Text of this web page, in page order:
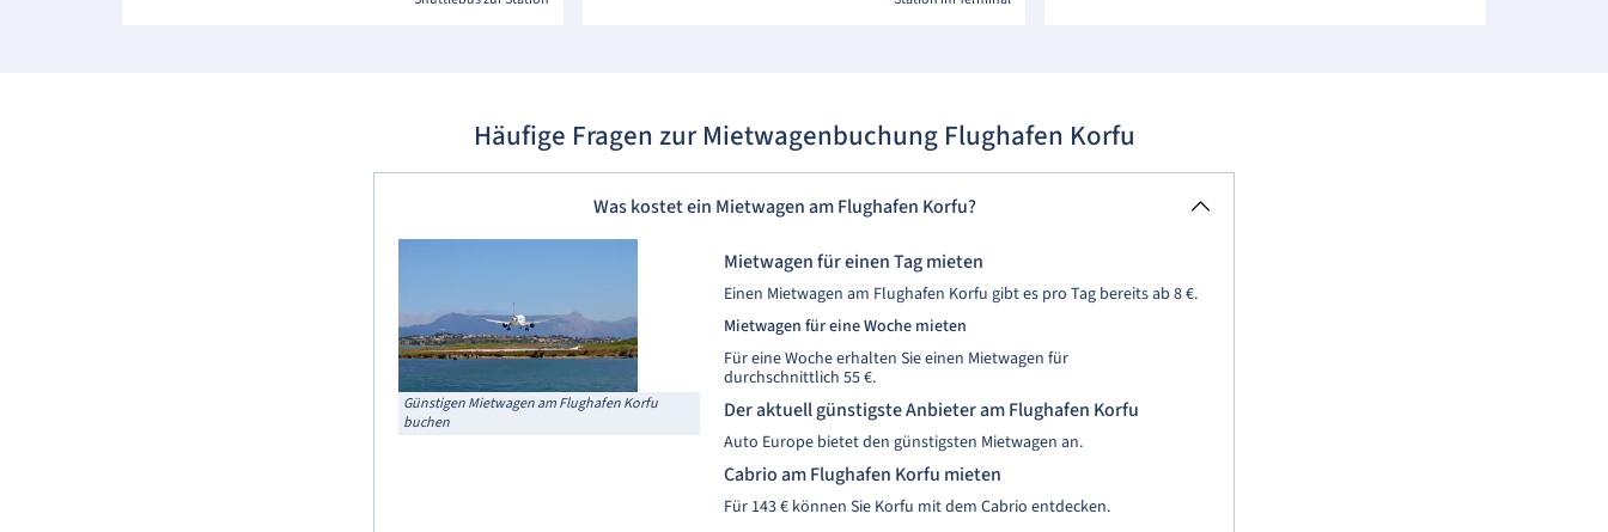
Häufige Fragen zur Mietwagenbuchung Flughafen Korfu
Was kostet ein Mietwagen am Flughafen Korfu?
Günstigen Mietwagen am Flughafen Korfu
buchen
Mietwagen für einen Tag mieten
Einen Mietwagen am Flughafen Korfu gibt es pro Tag bereits ab 8 €.
Mietwagen für eine Woche mieten
Für eine Woche erhalten Sie einen Mietwagen für
durchschnittlich 55 €.
Der aktuell günstigste Anbieter am Flughafen Korfu
Auto Europe bietet den günstigsten Mietwagen an.
Cabrio am Flughafen Korfu mieten
Für 143 € können Sie Korfu mit dem Cabrio entdecken.